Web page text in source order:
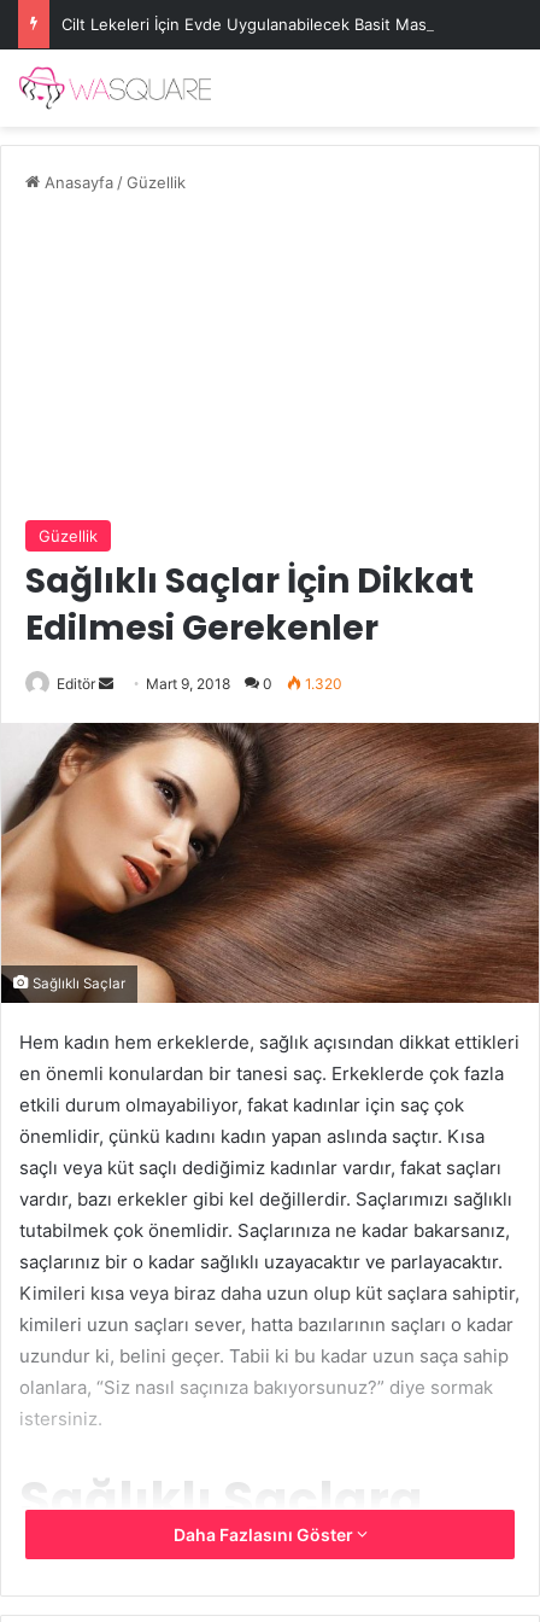
Cilt Lekeleri İçin Evde Uygulanabilecek Basit Maskeler
Anasayfa/Güzellik
Güzellik
Sağlıklı Saçlar İçin Dikkat
Edilmesi Gerekenler
Editör
Bir
posta
göndermek
Mart 9, 2018 0 1.320
Sağlıklı Saçlar
Hem kadın hem erkeklerde, sağlık açısından dikkat ettikleri
en önemli konulardan bir tanesi saç. Erkeklerde çok fazla
etkili durum olmayabiliyor, fakat kadınlar için saç çok
önemlidir, çünkü kadını kadın yapan aslında saçtır. Kısa
saçlı veya küt saçlı dediğimiz kadınlar vardır, fakat saçları
vardır, bazı erkekler gibi kel değillerdir. Saçlarımızı sağlıklı
tutabilmek çok önemlidir. Saçlarınıza ne kadar bakarsanız,
saçlarınız bir o kadar sağlıklı uzayacaktır ve parlayacaktır.
Kimileri kısa veya biraz daha uzun olup küt saçlara sahiptir,
kimileri uzun saçları sever, hatta bazılarının saçları o kadar
uzundur ki, belini geçer. Tabii ki bu kadar uzun saça sahip
olanlara, “Siz nasıl saçınıza bakıyorsunuz?” diye sormak
istersiniz.
Sağlıklı Saçlara
Sahip Olmak İçin
Daha Fazlasını Göster